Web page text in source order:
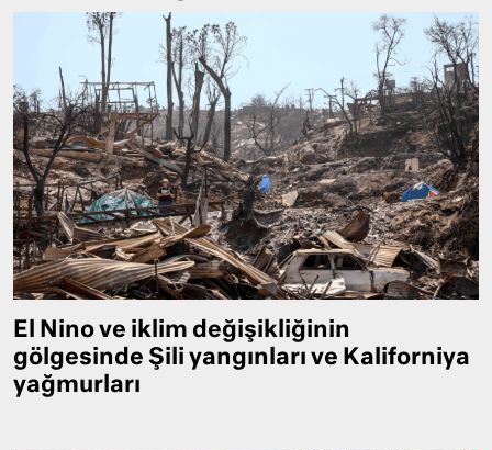
El Nino ve iklim değişikliğinin
gölgesinde Şili yangınları ve Kaliforniya
yağmurları